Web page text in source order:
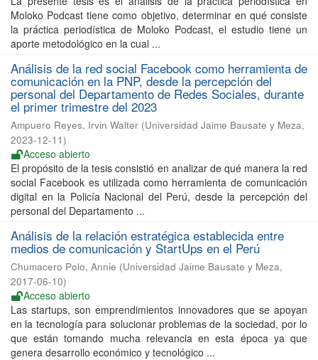
Moloko Podcast tiene como objetivo, determinar en qué consiste
la práctica periodística de Moloko Podcast, el estudio tiene un
aporte metodológico en la cual ...
Análisis de la red social Facebook como herramienta de
comunicación en la PNP, desde la percepción del
personal del Departamento de Redes Sociales, durante
el primer trimestre del 2023
Ampuero Reyes, Irvin Walter (Universidad Jaime Bausate y Meza,
2023-12-11)
Acceso abierto
El propósito de la tesis consistió en analizar de qué manera la red
social Facebook es utilizada como herramienta de comunicación
digital en la Policía Nacional del Perú, desde la percepción del
personal del Departamento ...
Análisis de la relación estratégica establecida entre
medios de comunicación y StartUps en el Perú
Chumacero Polo, Annie (Universidad Jaime Bausate y Meza,
2017-06-10)
Acceso abierto
Las startups, son emprendimientos innovadores que se apoyan
en la tecnología para solucionar problemas de la sociedad, por lo
que están tomando mucha relevancia en esta época ya que
genera desarrollo económico y tecnológico ...